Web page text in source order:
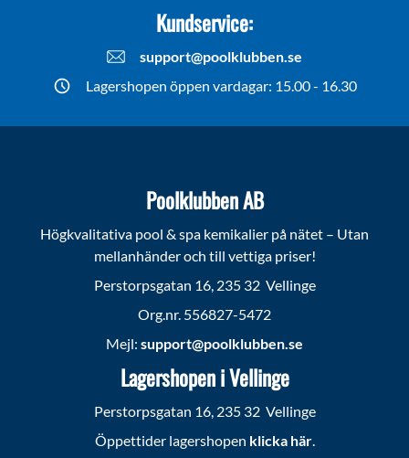
Kundservice:
support@poolklubben.se
Lagershopen öppen vardagar: 15.00 - 16.30
Poolklubben AB
Högkvalitativa pool & spa kemikalier på nätet – Utan
mellanhänder och till vettiga priser!
Perstorpsgatan 16, 235 32 Vellinge
Org.nr. 556827-5472
Mejl: support@poolklubben.se
Lagershopen i Vellinge
Perstorpsgatan 16, 235 32 Vellinge
Öppettider lagershopen klicka här.